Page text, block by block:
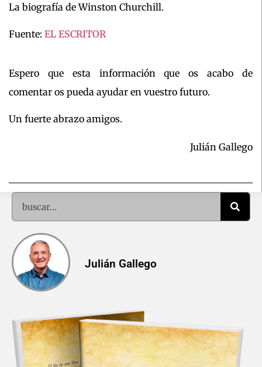
La biografía de Winston Churchill.
Fuente: EL ESCRITOR
Espero que esta información que os acabo de
comentar os pueda ayudar en vuestro futuro.
Un fuerte abrazo amigos.
Julián Gallego
Julián Gallego